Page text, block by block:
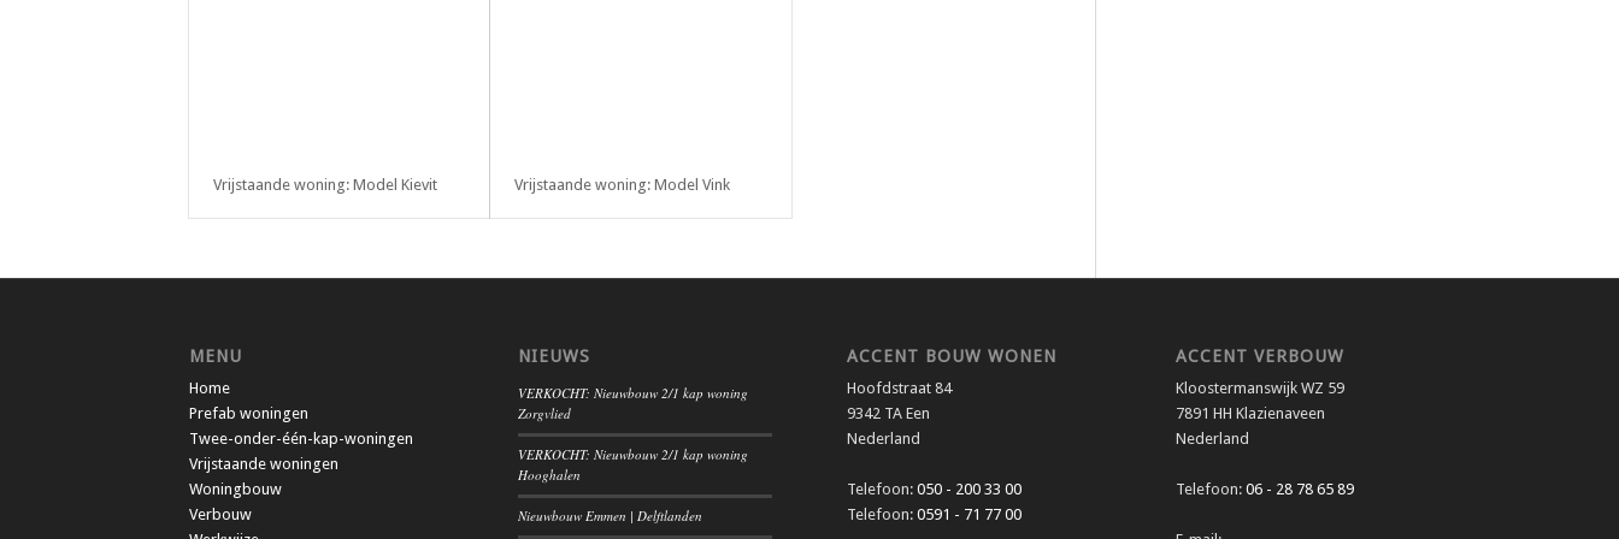
Vrijstaande woning: Model Kievit Vrijstaande woning: Model Vink
MENU
Home
Prefab woningen
Twee-onder-één-kap-woningen
Vrijstaande woningen
Woningbouw
Verbouw
NIEUWS
VERKOCHT: Nieuwbouw 2/1 kap woning
Zorgvlied
VERKOCHT: Nieuwbouw 2/1 kap woning
Hooghalen
Nieuwbouw Emmen | Delftlanden
ACCENT BOUW WONEN
Hoofdstraat 84
9342 TA Een
Nederland
Telefoon: 050 - 200 33 00
Telefoon: 0591 - 71 77 00
ACCENT VERBOUW
Kloostermanswijk WZ 59
7891 HH Klazienaveen
Nederland
Telefoon:06 - 28 78 65 89